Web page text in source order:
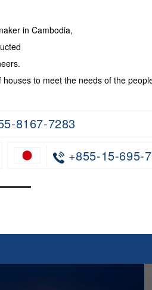
in Cambodia,
to meet the needs of the
8167-7283
+855-15-695-